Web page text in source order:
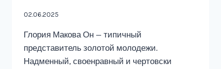
02.06.2025
Глория Макова Он — типичный
представитель золотой молодежи.
Надменный, своенравный и чертовски